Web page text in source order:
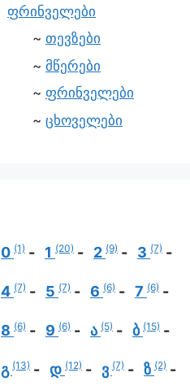
ფრინველები
თევზები
მწერები
ფრინველები
ცხოველები
0 (1) 1 (20) 2 (9) 3 (7)
4 (7) 5 (7) 6 (6) 7 (6)
8 (6) 9 (6) ა (5) ბ (15)
გ (13) დ (12) ვ (7) ზ (2)